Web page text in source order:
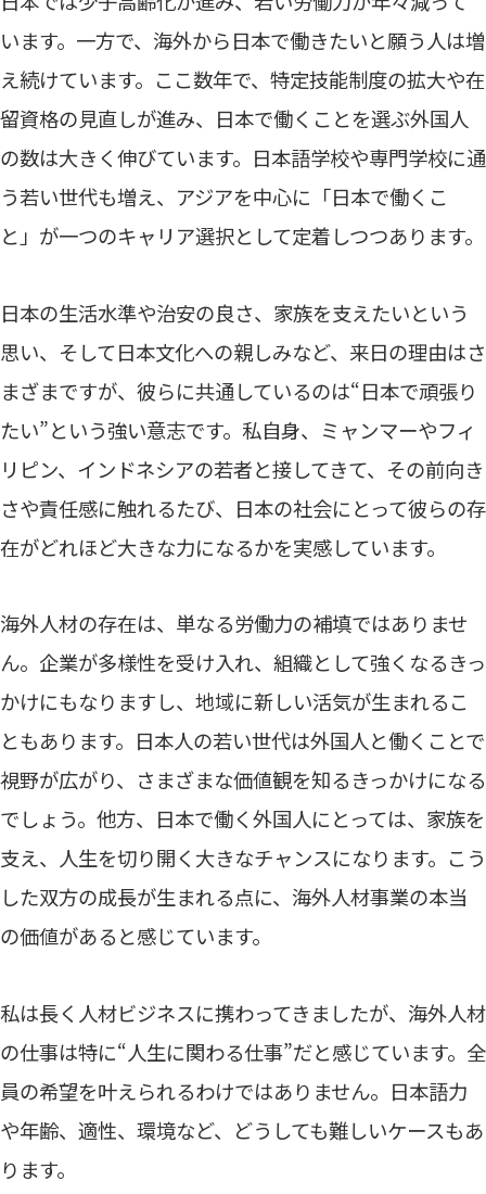
います。一方で、海外から日本で働きたいと願う人は増
え続けています。ここ数年で、特定技能制度の拡大や在
留資格の見直しが進み、日本で働くことを選ぶ外国人
の数は大きく伸びています。日本語学校や専門学校に通
う若い世代も増え、アジアを中心に「日本で働くこ
と」が一つのキャリア選択として定着しつつあります。
日本の生活水準や治安の良さ、家族を支えたいという
思い、そして日本文化への親しみなど、来日の理由はさ
まざまですが、彼らに共通しているのは“日本で頑張り
たい”という強い意志です。私自身、ミャンマーやフィ
リピン、インドネシアの若者と接してきて、その前向き
さや責任感に触れるたび、日本の社会にとって彼らの存
在がどれほど大きな力になるかを実感しています。
海外人材の存在は、単なる労働力の補填ではありませ
ん。企業が多様性を受け入れ、組織として強くなるきっ
かけにもなりますし、地域に新しい活気が生まれるこ
ともあります。日本人の若い世代は外国人と働くことで
視野が広がり、さまざまな価値観を知るきっかけになる
でしょう。他方、日本で働く外国人にとっては、家族を
支え、人生を切り開く大きなチャンスになります。こう
した双方の成長が生まれる点に、海外人材事業の本当
の価値があると感じています。
私は長く人材ビジネスに携わってきましたが、海外人材
の仕事は特に“人生に関わる仕事”だと感じています。全
員の希望を叶えられるわけではありません。日本語力
や年齢、適性、環境など、どうしても難しいケースもあ
ります。